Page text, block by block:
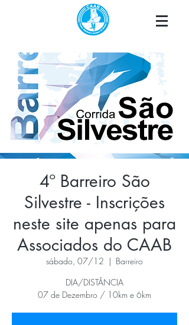
4º Barreiro São
Silvestre - Inscrições
neste site apenas para
Associados do CAAB
sábado, 07/12
  |
Barreiro
DIA/DISTÂNCIA
07 de Dezembro / 10km e 6km